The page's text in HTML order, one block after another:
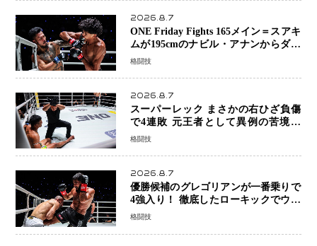
2026.8.7
ONE Friday Fights 165メイン＝スアキ
ムが195cmのナビル・アナンからダウ
ン奪取！猛反撃を耐え抜き判定勝利、
格闘技
2026.8.7
スーパーレック まさかの右ひざ負傷
で4連敗 元王者として異例の苦境…
「アクシデント」でも消えない危険信
格闘技
2026.8.7
優勝候補のグレゴリアンが一番乗りで
4強入り！ 徹底したローキックでウス
ビャンを攻略、判定勝利
格闘技